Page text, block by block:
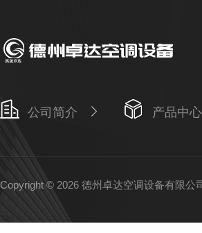
公司简介 产品中心
Copyright © 2026 德州卓达空调设备有限公